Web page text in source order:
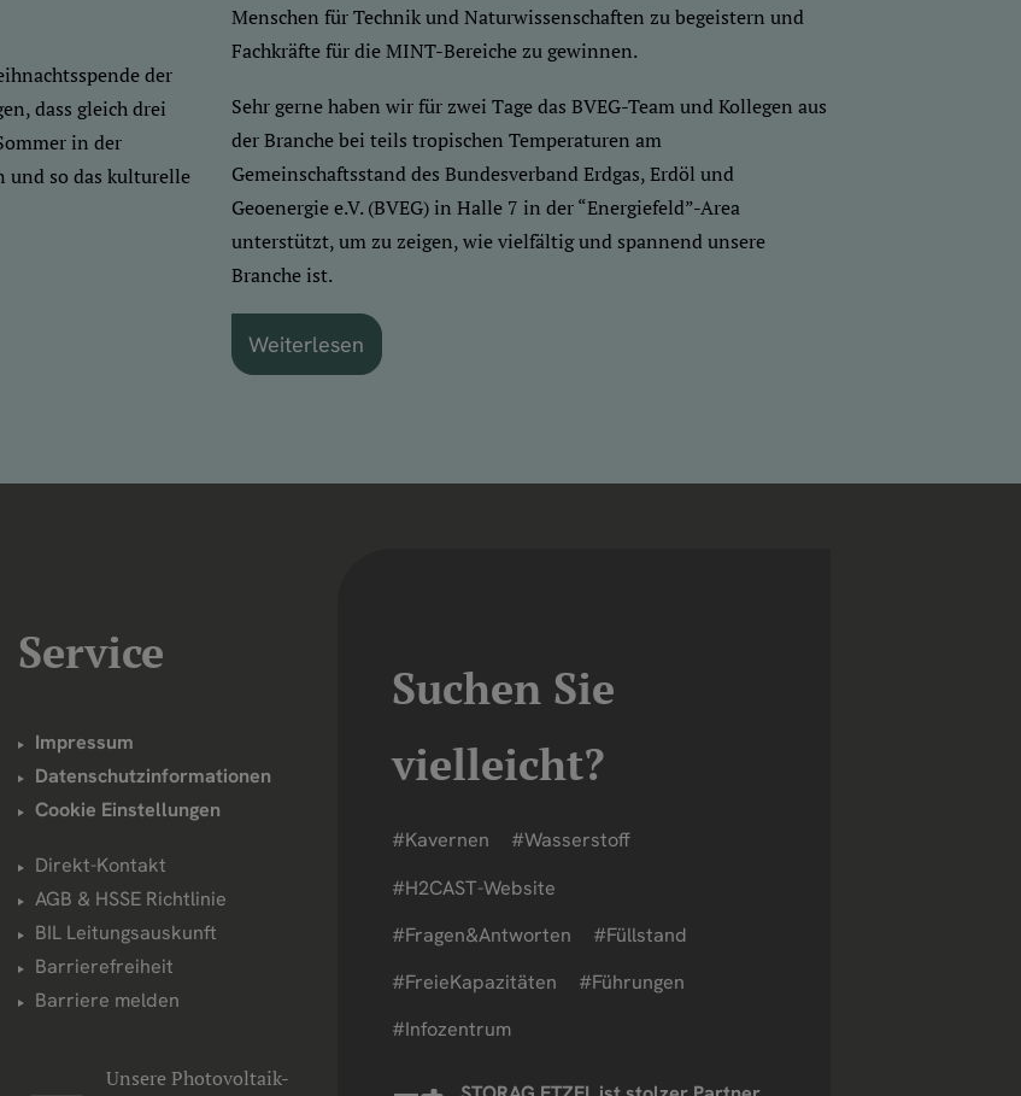
der
dass gleich drei
in der
und so das kulturelle
Menschen für Technik und Naturwissenschaften zu begeistern und
Fachkräfte für die MINT-Bereiche zu gewinnen.
Sehr gerne haben wir für zwei Tage das BVEG-Team und Kollegen aus
der Branche bei teils tropischen Temperaturen am
Gemeinschaftsstand des Bundesverband Erdgas, Erdöl und
Geoenergie e.V. (BVEG) in Halle 7 in der “Energiefeld”-Area
unterstützt, um zu zeigen, wie vielfältig und spannend unsere
Branche ist.
Weiterlesen
Service
Impressum
Datenschutzinformationen
Cookie Einstellungen
Direkt-Kontakt
AGB & HSSE Richtlinie
BIL Leitungsauskunft
Barrierefreiheit
Barriere melden
Unsere Photovoltaik-
Suchen Sie
vielleicht?
#Kavernen
#Wasserstoff
#H2CAST-Website
#Fragen&Antworten
#Füllstand
#FreieKapazitäten
#Führungen
#Infozentrum